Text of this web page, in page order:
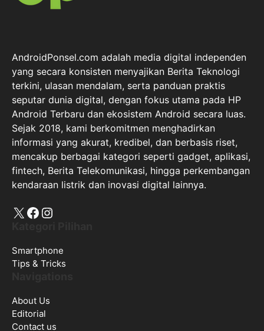
AndroidPonsel.com adalah media digital independen
yang secara konsisten menyajikan Berita Teknologi
terkini, ulasan mendalam, serta panduan praktis
seputar dunia digital, dengan fokus utama pada HP
Android Terbaru dan ekosistem Android secara luas.
Sejak 2018, kami berkomitmen menghadirkan
informasi yang akurat, kredibel, dan berbasis riset,
mencakup berbagai kategori seperti gadget, aplikasi,
fintech, Berita Telekomunikasi, hingga perkembangan
kendaraan listrik dan inovasi digital lainnya.
X Facebook
Instagram
Smartphone
Tips & Tricks
About Us
Editorial
Contact us